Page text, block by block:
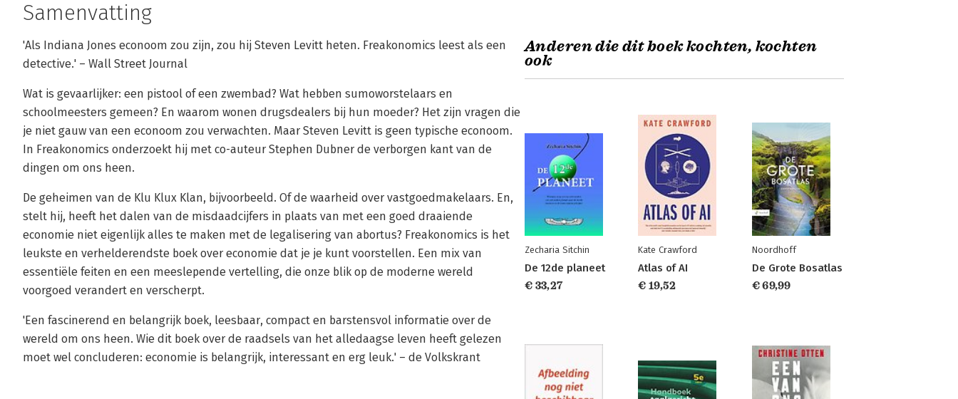
Samenvatting
'Als Indiana Jones econoom zou zijn, zou hij Steven Levitt heten. Freakonomics leest als een
detective.' – Wall Street Journal
Wat is gevaarlijker: een pistool of een zwembad? Wat hebben sumoworstelaars en
schoolmeesters gemeen? En waarom wonen drugsdealers bij hun moeder? Het zijn vragen die
je niet gauw van een econoom zou verwachten. Maar Steven Levitt is geen typische econoom.
In Freakonomics onderzoekt hij met co-auteur Stephen Dubner de verborgen kant van de
dingen om ons heen.
De geheimen van de Klu Klux Klan, bijvoorbeeld. Of de waarheid over vastgoedmakelaars. En,
stelt hij, heeft het dalen van de misdaadcijfers in plaats van met een goed draaiende
economie niet eigenlijk alles te maken met de legalisering van abortus? Freakonomics is het
leukste en verhelderendste boek over economie dat je je kunt voorstellen. Een mix van
essentiële feiten en een meeslepende vertelling, die onze blik op de moderne wereld
voorgoed verandert en verscherpt.
'Een fascinerend en belangrijk boek, leesbaar, compact en barstensvol informatie over de
wereld om ons heen. Wie dit boek over de raadsels van het alledaagse leven heeft gelezen
moet wel concluderen: economie is belangrijk, interessant en erg leuk.' – de Volkskrant
Anderen die dit boek kochten, kochten
ook
Zecharia Sitchin
De 12de planeet
€ 33,27
Kate Crawford
Atlas of AI
€ 19,52
Noordhoff
De Grote Bosatlas
€ 69,99